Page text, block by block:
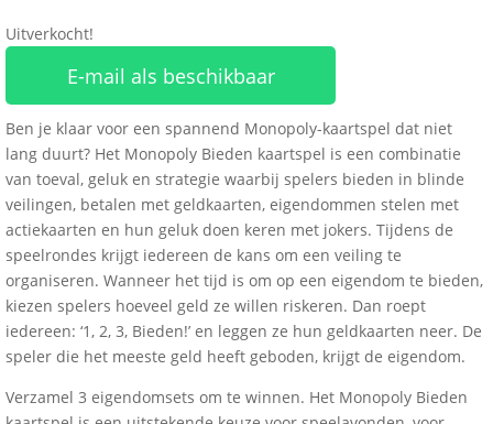
Uitverkocht!
E-mail als beschikbaar
Ben je klaar voor een spannend Monopoly-kaartspel dat niet
lang duurt? Het Monopoly Bieden kaartspel is een combinatie
van toeval, geluk en strategie waarbij spelers bieden in blinde
veilingen, betalen met geldkaarten, eigendommen stelen met
actiekaarten en hun geluk doen keren met jokers. Tijdens de
speelrondes krijgt iedereen de kans om een veiling te
organiseren. Wanneer het tijd is om op een eigendom te bieden,
kiezen spelers hoeveel geld ze willen riskeren. Dan roept
iedereen: ‘1, 2, 3, Bieden!’ en leggen ze hun geldkaarten neer. De
speler die het meeste geld heeft geboden, krijgt de eigendom.
Verzamel 3 eigendomsets om te winnen. Het Monopoly Bieden